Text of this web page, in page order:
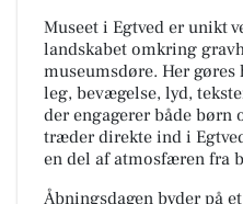
Museet i Egtved er unikt
landskabet omkring
museumsdøre. Her
leg, bevægelse, lyd,
der engagerer både børn
træder direkte ind i
en del af atmosfæren fra
Åbningsdagen byder på